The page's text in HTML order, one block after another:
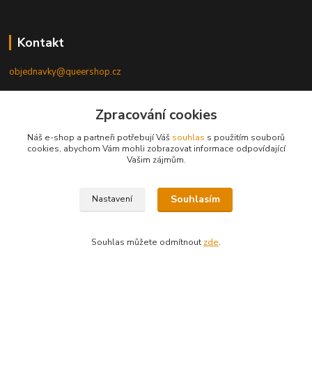
Kontakt
objednavky@queershop.cz
Naši partneři
Zpracování cookies
Náš e-shop a partneři potřebují Váš souhlas s použitím souborů
cookies, abychom Vám mohli zobrazovat informace odpovídající
Vašim zájmům.
Nastavení Souhlasím
Souhlas můžete odmítnout zde.